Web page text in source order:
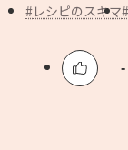
レシピのスキマ
-